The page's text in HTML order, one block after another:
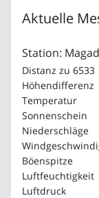
Aktuelle
Station:
Distanz zu 6533
Höhendifferenz
Temperatur
Sonnenschein
Niederschläge
Böenspitze
Luftfeuchtigkeit
Luftdruck